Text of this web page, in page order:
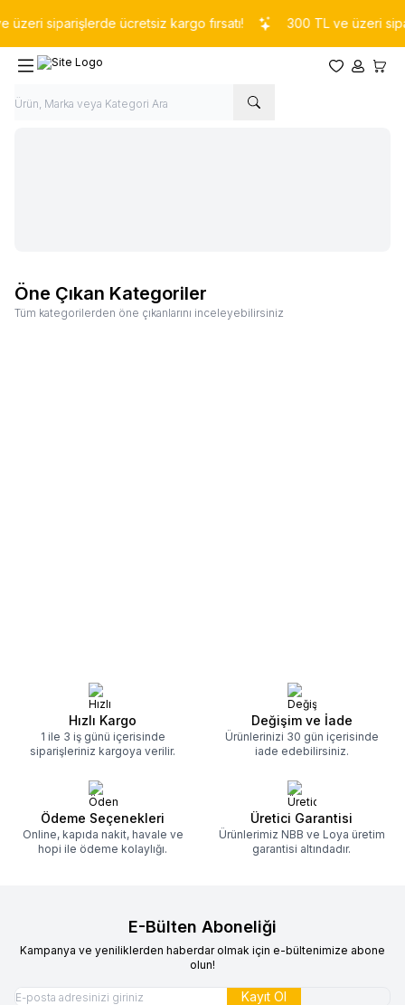
siparişlerde ücretsiz kargo fırsatı! 300 TL ve üzeri
Favorilerim
Hesabım
Öne Çıkan Kategoriler
Tüm kategorilerden öne çıkanlarını inceleyebilirsiniz
Hızlı Kargo
1 ile 3 iş günü içerisinde
siparişleriniz kargoya verilir.
Değişim ve İade
Ürünlerinizi 30 gün içerisinde
iade edebilirsiniz.
Ödeme Seçenekleri
Online, kapıda nakit, havale ve
hopi ile ödeme kolaylığı.
Üretici Garantisi
Ürünlerimiz NBB ve Loya üretim
garantisi altındadır.
E-Bülten Aboneliği
Kampanya ve yeniliklerden haberdar olmak için e-bültenimize abone
olun!
Kayıt Ol